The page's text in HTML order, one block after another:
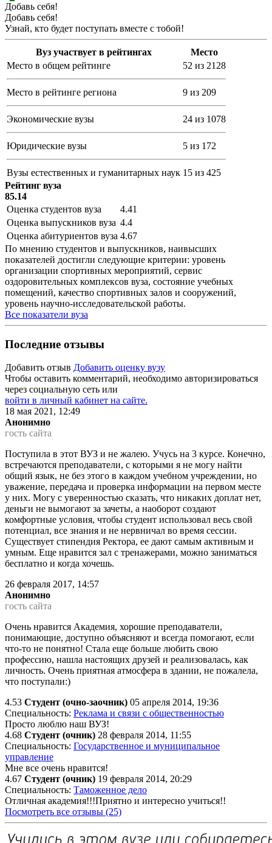
Добавь себя!
Добавь себя!
Узнай, кто будет поступать вместе с тобой!
Вуз участвует в рейтингах
Место
Место в общем рейтинге
52 из 2128
Место в рейтинге региона 9 из 209
Экономические вузы 24 из 1078
Юридические вузы 5 из 172
Вузы естественных и гуманитарных наук 15 из 425
Рейтинг вуза
85.14
Оценка студентов вуза
4.41
Оценка выпускников вуза 4.4
Оценка абитуриентов вуза 4.67
По мнению студентов и выпускников, наивысших
показателей достигли следующие критерии: уровень
организации спортивных мероприятий, сервис
оздоровительных комплексов вуза, состояние учебных
помещений, качество спортивных залов и сооружений,
уровень научно-исследовательской работы.
Все показатели вуза
Последние отзывы
Добавить отзыв Добавить оценку вузу
Чтобы оставить комментарий, необходимо авторизироваться
через социальную сеть или
войти в личный кабинет на сайте.
18 мая 2021, 12:49
Анонимно
гость сайта
Поступила в этот ВУЗ и не жалею. Учусь на 3 курсе. Конечно,
встречаются преподаватели, с которыми я не могу найти
общий язык, не без этого в каждом учебном учреждении, но
уважение, передача и проверка информации на первом месте
у них. Могу с уверенностью сказать, что никаких доплат нет,
деньги не вымогают за зачеты, а наоборот создают
комфортные условия, чтобы студент использовал весь свой
потенциал, все знания и не нервничал во время сессии.
Существует стипендия Ректора, ее дают самым активным и
умным. Еще нравится зал с тренажерами, можно заниматься
бесплатно и когда хочешь.
26 февраля 2017, 14:57
Анонимно
гость сайта
Очень нравится Академия, хорошие преподаватели,
понимающие, доступно объясняют и всегда помогают, если
что-то не понятно! Стала еще больше любить свою
профессию, нашла настоящих друзей и реализовалась, как
личность. Очень приятная атмосфера в здании, не пожалела,
что поступали:)
4.53 Студент (очно-заочник) 05 апреля 2014, 19:36
Специальность: Реклама и связи с общественностью
Просто люблю наш ВУЗ!
4.68 Студент (очник) 28 февраля 2014, 11:55
Специальность: Государственное и муниципальное
управление
Мне все очень нравится!
4.67 Студент (очник) 19 февраля 2014, 20:29
Специальность: Таможенное дело
Отличная академия!!!Приятно и интересно учиться!!
Посмотреть все отзывы (25)